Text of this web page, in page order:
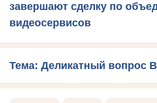
завершают сделку по
видеосервисов
Тема: Деликатный вопрос